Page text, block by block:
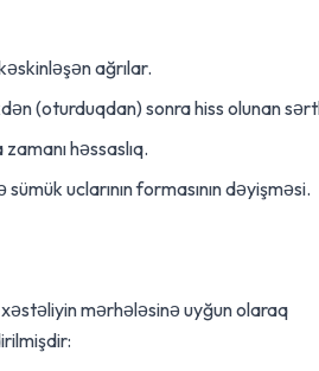
ağrılar.
(oturduqdan) sonra hiss olunan
həssaslıq.
uclarının formasının dəyişməsi.
mərhələsinə uyğun olaraq